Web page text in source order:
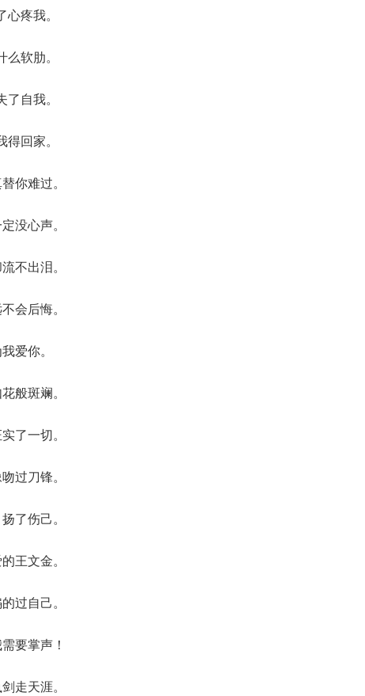
疼我。
软肋。
自我。
回家。
你难过。
没心声。
不出泪。
会后悔。
爱你。
般斑斓。
了一切。
过刀锋。
了伤己。
王文金。
过自己。
要掌声！
走天涯。